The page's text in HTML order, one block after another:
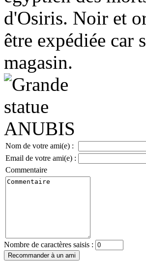
d'Osiris. Noir et
être expédiée car
magasin.
Nom de votre ami(e) :
Email de votre ami(e) :
Commentaire
Nombre de caractères saisis :